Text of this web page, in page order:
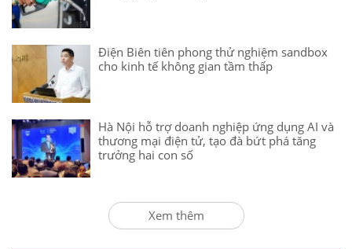
Điện Biên tiên phong thử nghiệm sandbox
cho kinh tế không gian tầm thấp
Hà Nội hỗ trợ doanh nghiệp ứng dụng AI và
thương mại điện tử, tạo đà bứt phá tăng
trưởng hai con số
Xem thêm